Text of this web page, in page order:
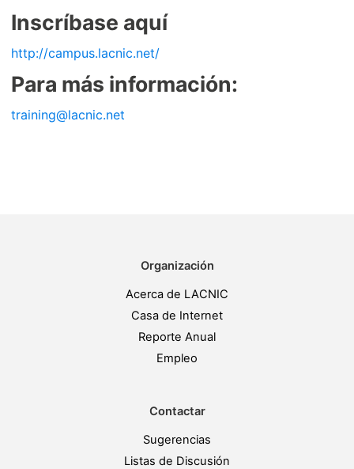
Inscríbase aquí
http://campus.lacnic.net/
Para más información:
training@lacnic.net
Organización
Acerca de LACNIC
Casa de Internet
Reporte Anual
Empleo
Contactar
Sugerencias
Listas de Discusión